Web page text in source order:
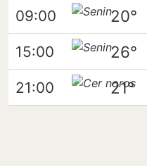
09:00 20°
15:00 26°
21:00 21°